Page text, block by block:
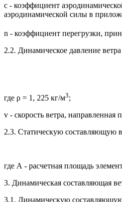
с - коэффициент
аэродинамической силы в
n - коэффициент перегрузки,
2.2. Динамическое давление
где ρ = 1, 225 кг/м3;
v - скорость ветра, направленная
2.3. Статическую составляющую
где А - расчетная площадь
3. Динамическая составляющая
3.1. Динамическую составляющую